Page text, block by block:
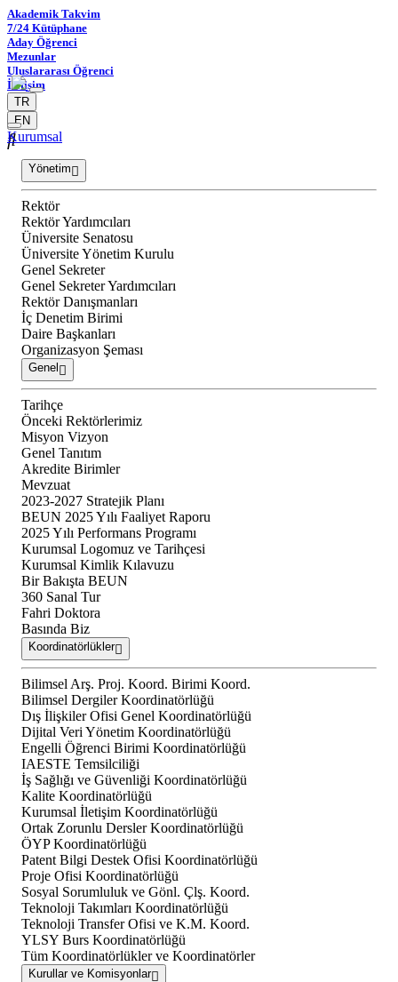
Akademik Takvim
7/24 Kütüphane
Aday Öğrenci
Mezunlar
Uluslararası Öğrenci
İletişim
TR
EN
Kurumsal
Yönetim
Rektör
Rektör Yardımcıları
Üniversite Senatosu
Üniversite Yönetim Kurulu
Genel Sekreter
Genel Sekreter Yardımcıları
Rektör Danışmanları
İç Denetim Birimi
Daire Başkanları
Organizasyon Şeması
Genel
Tarihçe
Önceki Rektörlerimiz
Misyon Vizyon
Genel Tanıtım
Akredite Birimler
Mevzuat
2023-2027 Stratejik Planı
BEUN 2025 Yılı Faaliyet Raporu
2025 Yılı Performans Programı
Kurumsal Logomuz ve Tarihçesi
Kurumsal Kimlik Kılavuzu
Bir Bakışta BEUN
360 Sanal Tur
Fahri Doktora
Basında Biz
Koordinatörlükler
Bilimsel Arş. Proj. Koord. Birimi Koord.
Bilimsel Dergiler Koordinatörlüğü
Dış İlişkiler Ofisi Genel Koordinatörlüğü
Dijital Veri Yönetim Koordinatörlüğü
Engelli Öğrenci Birimi Koordinatörlüğü
IAESTE Temsilciliği
İş Sağlığı ve Güvenliği Koordinatörlüğü
Kalite Koordinatörlüğü
Kurumsal İletişim Koordinatörlüğü
Ortak Zorunlu Dersler Koordinatörlüğü
ÖYP Koordinatörlüğü
Patent Bilgi Destek Ofisi Koordinatörlüğü
Proje Ofisi Koordinatörlüğü
Sosyal Sorumluluk ve Gönl. Çlş. Koord.
Teknoloji Takımları Koordinatörlüğü
Teknoloji Transfer Ofisi ve K.M. Koord.
YLSY Burs Koordinatörlüğü
Tüm Koordinatörlükler ve Koordinatörler
Kurullar ve Komisyonlar